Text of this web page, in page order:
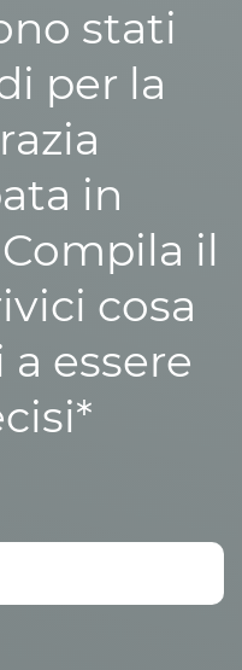
stati
per la
in
il
cosa
essere